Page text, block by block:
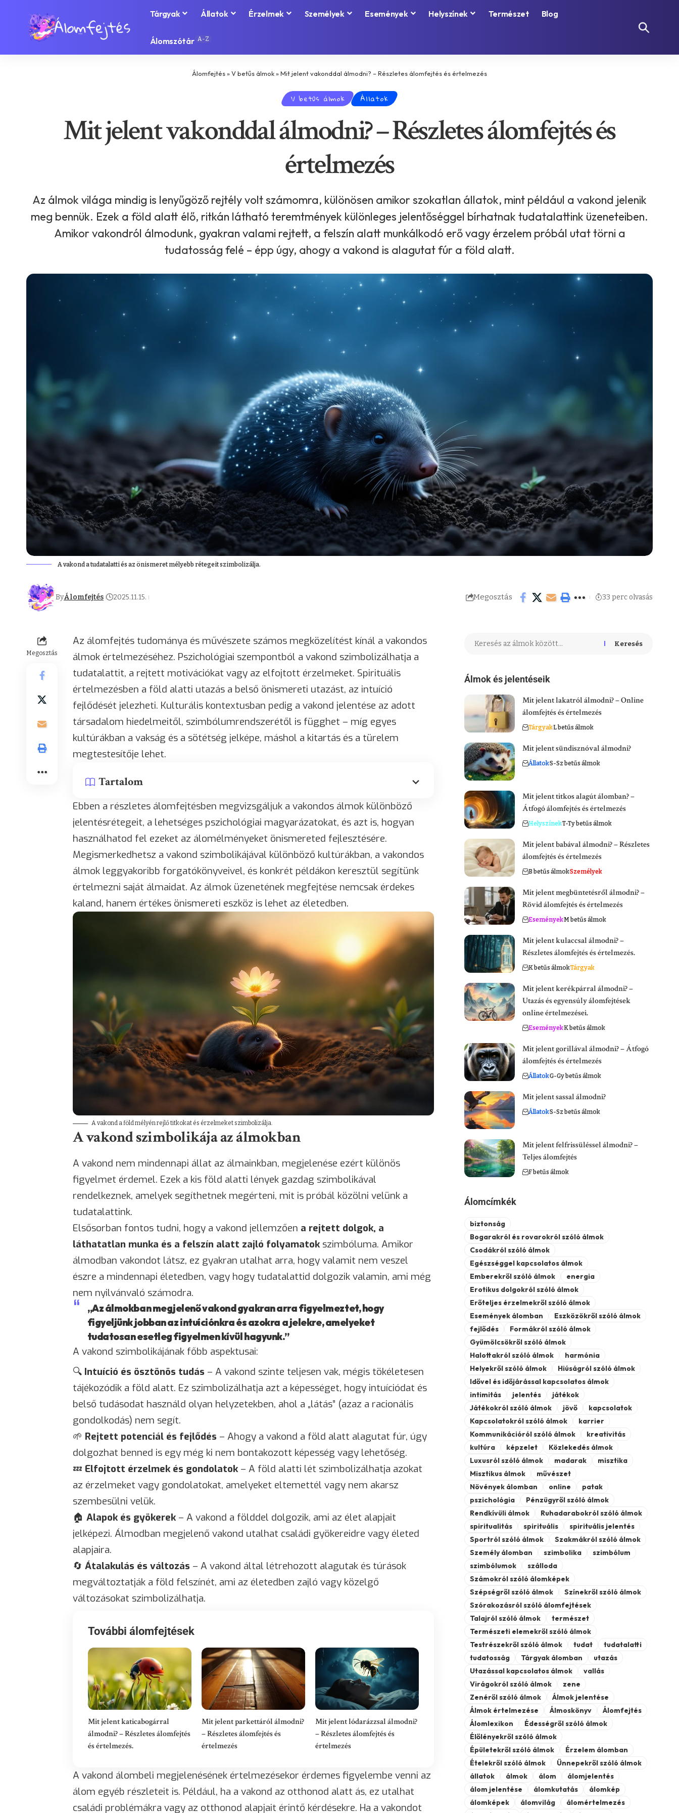
Tárgyak Állatok Érzelmek Személyek Események Helyszínek Természet Blog
Álomszótár A-Z
Álomfejtés»V betűs álmok»Mit jelent vakonddal álmodni? – Részletes álomfejtés és értelmezés
V betűs álmok Állatok
Mit jelent vakonddal álmodni? – Részletes álomfejtés és
értelmezés
Az álmok világa mindig is lenyűgöző rejtély volt számomra, különösen amikor szokatlan állatok, mint például a vakond jelenik
meg bennük. Ezek a föld alatt élő, ritkán látható teremtmények különleges jelentőséggel bírhatnak tudatalattink üzeneteiben.
Amikor vakondról álmodunk, gyakran valami rejtett, a felszín alatt munkálkodó erő vagy érzelem próbál utat törni a
tudatosság felé – épp úgy, ahogy a vakond is alagutat fúr a föld alatt.
A vakond a tudatalatti és az önismeret mélyebb rétegeit szimbolizálja.
ByÁlomfejtés 2025.11.15. Megosztás 33 perc olvasás
Megosztás
Az álomfejtés tudománya és művészete számos megközelítést kínál a vakondos
álmok értelmezéséhez. Pszichológiai szempontból a vakond szimbolizálhatja a
tudatalattit, a rejtett motivációkat vagy az elfojtott érzelmeket. Spirituális
értelmezésben a föld alatti utazás a belső önismereti utazást, az intuíció
fejlődését jelezheti. Kulturális kontextusban pedig a vakond jelentése az adott
társadalom hiedelmeitől, szimbólumrendszerétől is függhet – míg egyes
kultúrákban a vakság és a sötétség jelképe, máshol a kitartás és a türelem
megtestesítője lehet.
Tartalom
Ebben a részletes álomfejtésben megvizsgáljuk a vakondos álmok különböző
jelentésrétegeit, a lehetséges pszichológiai magyarázatokat, és azt is, hogyan
használhatod fel ezeket az álomélményeket önismereted fejlesztésére.
Megismerkedhetsz a vakond szimbolikájával különböző kultúrákban, a vakondos
álmok leggyakoribb forgatókönyveivel, és konkrét példákon keresztül segítünk
értelmezni saját álmaidat. Az álmok üzenetének megfejtése nemcsak érdekes
kaland, hanem értékes önismereti eszköz is lehet az életedben.
A vakond a föld mélyén rejlő titkokat és érzelmeket szimbolizálja.
A vakond szimbolikája az álmokban
A vakond nem mindennapi állat az álmainkban, megjelenése ezért különös
figyelmet érdemel. Ezek a kis föld alatti lények gazdag szimbolikával
rendelkeznek, amelyek segíthetnek megérteni, mit is próbál közölni velünk a
tudatalattink.
Elsősorban fontos tudni, hogy a vakond jellemzően a rejtett dolgok, a
láthatatlan munka és a felszín alatt zajló folyamatokszimbóluma. Amikor
álmodban vakondot látsz, ez gyakran utalhat arra, hogy valamit nem veszel
észre a mindennapi életedben, vagy hogy tudatalattid dolgozik valamin, ami még
nem nyilvánvaló számodra.
„Az álmokban megjelenő vakond gyakran arra figyelmeztet, hogy
figyeljünk jobban az intuíciónkra és azokra a jelekre, amelyeket
tudatosan esetleg figyelmen kívül hagyunk.”
A vakond szimbolikájának főbb aspektusai:
🔍 Intuíció és ösztönös tudás – A vakond szinte teljesen vak, mégis tökéletesen
tájékozódik a föld alatt. Ez szimbolizálhatja azt a képességet, hogy intuíciódat és
belső tudásodat használd olyan helyzetekben, ahol a „látás” (azaz a racionális
gondolkodás) nem segít.
🌱 Rejtett potenciál és fejlődés – Ahogy a vakond a föld alatt alagutat fúr, úgy
dolgozhat benned is egy még ki nem bontakozott képesség vagy lehetőség.
💤 Elfojtott érzelmek és gondolatok– A föld alatti lét szimbolizálhatja azokat
az érzelmeket vagy gondolatokat, amelyeket eltemettél vagy nem akarsz
szembesülni velük.
🏠 Alapok és gyökerek– A vakond a földdel dolgozik, ami az élet alapjait
jelképezi. Álmodban megjelenő vakond utalhat családi gyökereidre vagy életed
alapjaira.
🔄 Átalakulás és változás – A vakond által létrehozott alagutak és túrások
megváltoztatják a föld felszínét, ami az életedben zajló vagy közelgő
változásokat szimbolizálhatja.
További álomfejtések
Mit jelent katicabogárral
álmodni? – Részletes álomfejtés
és értelmezés.
Mit jelent parkettáról álmodni?
– Részletes álomfejtés és
értelmezés
Mit jelent lódarázzsal álmodni?
– Részletes álomfejtés és
értelmezés
A vakond álombeli megjelenésének értelmezésekor érdemes figyelembe venni az
álom egyéb részleteit is. Például, ha a vakond az otthonod alatt ás, ez utalhat
családi problémákra vagy az otthonod alapjait érintő kérdésekre. Ha a vakondot
Keresés
Álmok és jelentéseik
Mit jelent lakatról álmodni? – Online
álomfejtés és értelmezés
TárgyakL betűs álmok
Mit jelent sündisznóval álmodni?
ÁllatokS-Sz betűs álmok
Mit jelent titkos alagút álomban? –
Átfogó álomfejtés és értelmezés
HelyszínekT-Ty betűs álmok
Mit jelent babával álmodni? – Részletes
álomfejtés és értelmezés
B betűs álmokSzemélyek
Mit jelent megbüntetésről álmodni? –
Rövid álomfejtés és értelmezés
EseményekM betűs álmok
Mit jelent kulaccsal álmodni? –
Részletes álomfejtés és értelmezés.
K betűs álmokTárgyak
Mit jelent kerékpárral álmodni? –
Utazás és egyensúly álomfejtések
online értelmezései.
EseményekK betűs álmok
Mit jelent gorillával álmodni? – Átfogó
álomfejtés és értelmezés
ÁllatokG-Gy betűs álmok
Mit jelent sassal álmodni?
ÁllatokS-Sz betűs álmok
Mit jelent felfrissüléssel álmodni? –
Teljes álomfejtés
F betűs álmok
Álomcímkék
biztonság
Bogarakról és rovarokról szóló álmok
Csodákról szóló álmok
Egészséggel kapcsolatos álmok
Emberekről szóló álmok
energia
Erotikus dolgokról szóló álmok
Erőteljes érzelmekről szóló álmok
Események álomban
Eszközökről szóló álmok
fejlődés
Formákról szóló álmok
Gyümölcsökről szóló álmok
Halottakról szóló álmok
harmónia
Helyekről szóló álmok
Hiúságról szóló álmok
Idővel és időjárással kapcsolatos álmok
intimitás
jelentés
játékok
Játékokról szóló álmok
jövő
kapcsolatok
Kapcsolatokról szóló álmok
karrier
Kommunikációról szóló álmok
kreativitás
kultúra
képzelet
Közlekedés álmok
Luxusról szóló álmok
madarak
misztika
Misztikus álmok
művészet
Növények álomban
online
patak
pszichológia
Pénzügyről szóló álmok
Rendkívüli álmok
Ruhadarabokról szóló álmok
spiritualitás
spirituális
spirituális jelentés
Sportról szóló álmok
Szakmákról szóló álmok
Személy álomban
szimbolika
szimbólum
szimbólumok
szálloda
Számokról szóló álomképek
Szépségről szóló álmok
Színekről szóló álmok
Szórakozásról szóló álomfejtések
Talajról szóló álmok
természet
Természeti elemekről szóló álmok
Testrészekről szóló álmok
tudat
tudatalatti
tudatosság
Tárgyak álomban
utazás
Utazással kapcsolatos álmok
vallás
Virágokról szóló álmok
zene
Zenéről szóló álmok
Álmok jelentése
Álmok értelmezése
Álmoskönyv
Álomfejtés
Álomlexikon
Édességről szóló álmok
Élőlényekről szóló álmok
Épületekről szóló álmok
Érzelem álomban
Ételekről szóló álmok
Ünnepekről szóló álmok
állatok
álmok álom
álomjelentés
álom jelentése
álomkutatás
álomkép
álomképek
álomvilág
álomértelmezés